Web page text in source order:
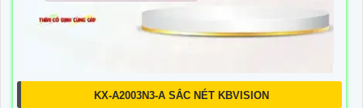
KX-A2003N3-A SẮC NÉT KBVISION